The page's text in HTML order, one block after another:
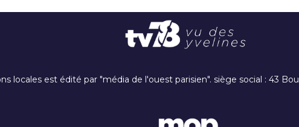
locales est édité par "média de l'ouest parisien". siège social : 43